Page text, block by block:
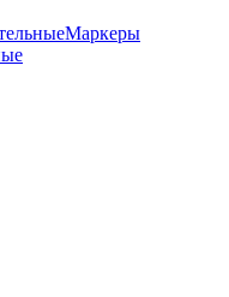
Маркеры